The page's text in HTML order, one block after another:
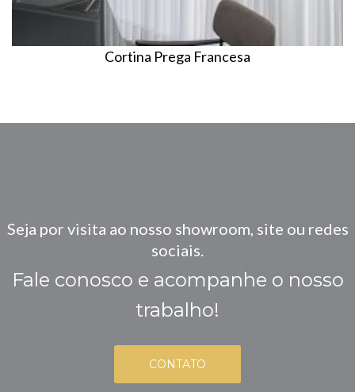
Cortina Prega Francesa
Seja por visita ao nosso showroom, site ou redes
sociais.
Fale conosco e acompanhe o nosso
trabalho!
CONTATO